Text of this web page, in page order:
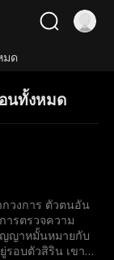
มด
นทั้งหมด
วงการ ตัวตนอัน
ารตรวจความ
ญาหมั้นหมายกับ
อบตัวสิริน เขาจึง